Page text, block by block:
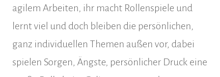
agilem Arbeiten, ihr macht Rollenspiele und
lernt viel und doch bleiben die persönlichen,
ganz individuellen Themen außen vor, dabei
spielen Sorgen, Ängste, persönlicher Druck eine